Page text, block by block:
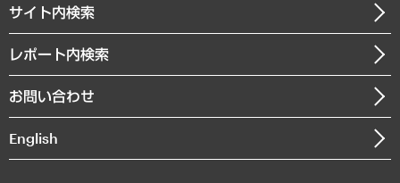
まちづくり・観光・交通・スポーツ・スマートシティ
自然資源・農林水産業・食料システム
メディア掲載・出演
沿革
組織図・本部部室紹介
インドネシア現地法人
サイト内検索
レポート内検索
お問い合わせ
English